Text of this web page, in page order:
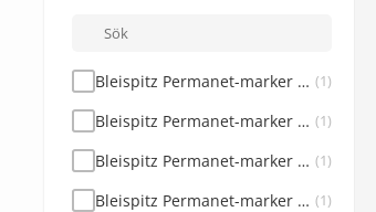
Bleispitz Permanet-marker Bred Spets Blå 10s (1)
Bleispitz Permanet-marker Bred Spets Grön 10s (1)
Bleispitz Permanet-marker Bred Spets Röd 10s (1)
Bleispitz Permanet-marker Bred Spets Svart 10s (1)